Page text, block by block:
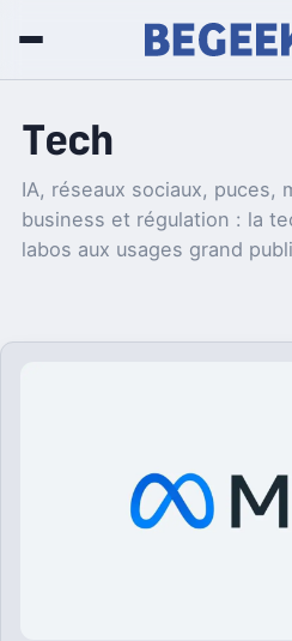
Tech
IA, réseaux sociaux, puces,
business et régulation : la
labos aux usages grand